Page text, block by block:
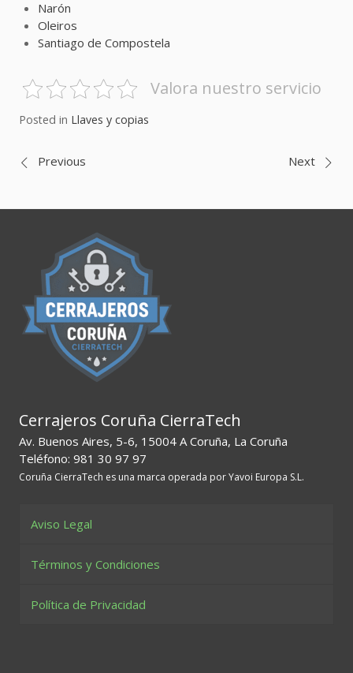
Narón
Oleiros
Santiago de Compostela
Valora nuestro servicio
Posted in Llaves y copias
Navegación
de
entradas
Previous Next
Cerrajeros Coruña CierraTech
Av. Buenos Aires, 5-6, 15004 A Coruña, La Coruña
Teléfono: 981 30 97 97
Coruña CierraTech es una marca operada por Yavoi Europa S.L.
Aviso Legal
Términos y Condiciones
Política de Privacidad